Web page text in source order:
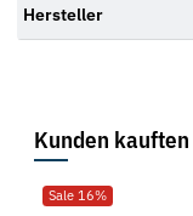
Hersteller
Kunden
Sale 16%